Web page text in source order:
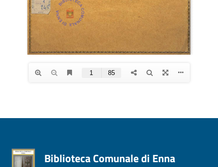
Biblioteca Comunale di Enna